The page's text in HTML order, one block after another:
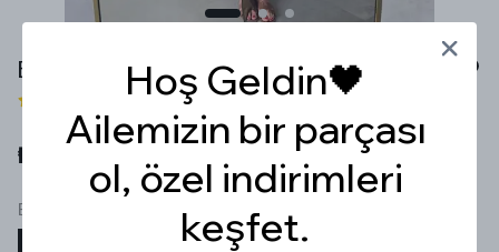
BÜZGÜLÜ YIRTMAÇLI KAHVERENGİ ETEK
1 değerlendirme
₺ 899.99
Beden
Hoş Geldin🖤
Ailemizin bir parçası
ol, özel indirimleri
keşfet.